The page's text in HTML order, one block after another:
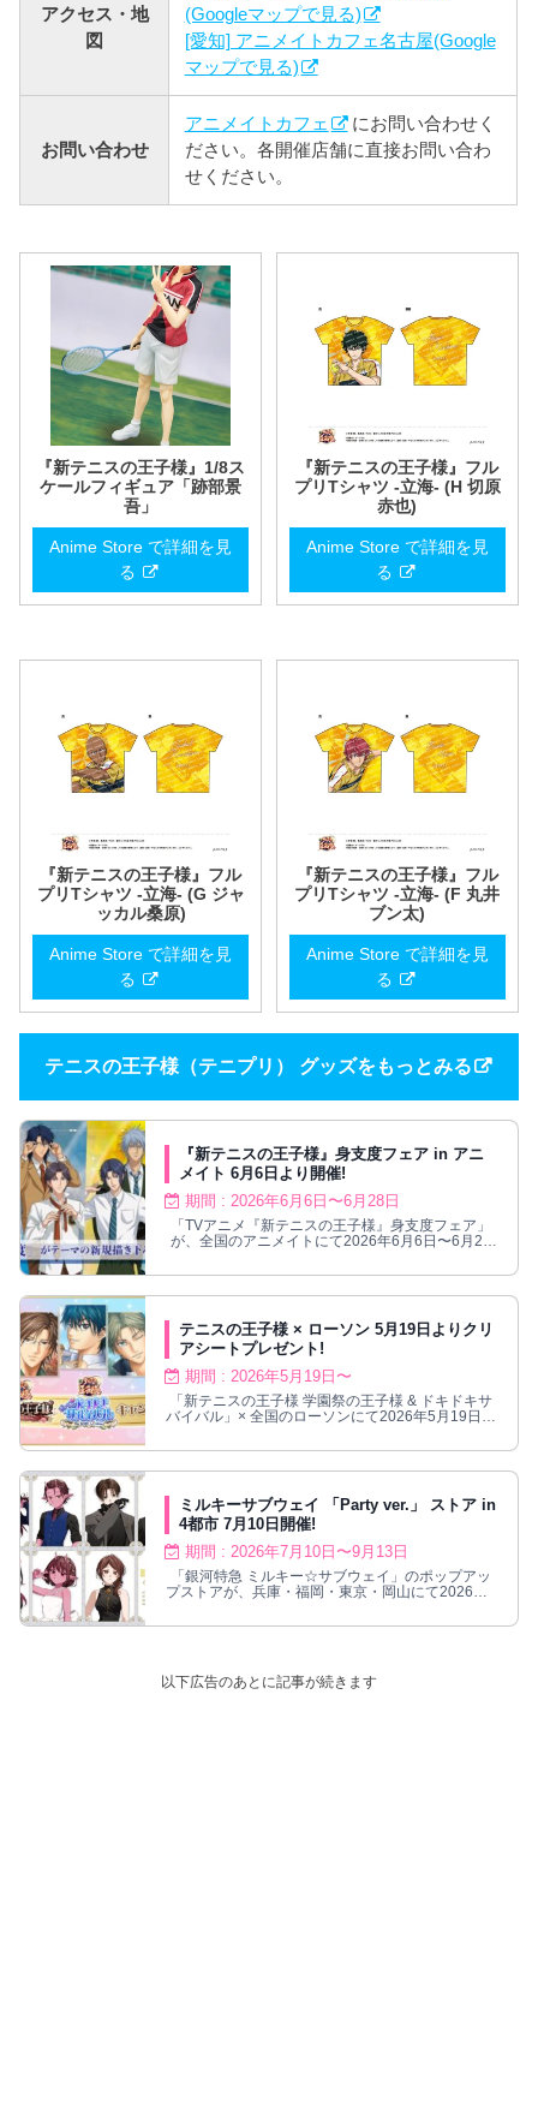
アクセス・地
図
(Googleマップで見る)
[愛知] アニメイトカフェ名古屋(Google
マップで見る)
お問い合わせ
アニメイトカフェ
にお問い合わせく
ださい。各開催店舗に直接お問い合わ
せください。
『新テニスの王子様』1/8ス
ケールフィギュア「跡部景
吾」
Anime Store で詳細を見
る
『新テニスの王子様』フル
プリTシャツ -立海- (H 切原
赤也)
Anime Store で詳細を見
る
『新テニスの王子様』フル
プリTシャツ -立海- (G ジャ
ッカル桑原)
Anime Store で詳細を見
る
『新テニスの王子様』フル
プリTシャツ -立海- (F 丸井
ブン太)
Anime Store で詳細を見
る
テニスの王子様（テニプリ） グッズをもっとみる
『新テニスの王子様』身支度フェア in アニ
メイト 6月6日より開催!
期間 : 2026年6月6日〜6月28日
「TVアニメ『新テニスの王子様』身支度フェア」
が、全国のアニメイトにて2026年6月6日〜6月28
テニスの王子様 × ローソン 5月19日よりクリ
アシートプレゼント!
期間 : 2026年5月19日〜
「新テニスの王子様 学園祭の王子様 & ドキドキサ
バイバル」× 全国のローソンにて2026年5月19日よ
ミルキーサブウェイ 「Party ver.」 ストア in
4都市 7月10日開催!
期間 : 2026年7月10日〜9月13日
「銀河特急 ミルキー☆サブウェイ」のポップアッ
プストアが、兵庫・福岡・東京・岡山にて2026年7
以下広告のあとに記事が続きます